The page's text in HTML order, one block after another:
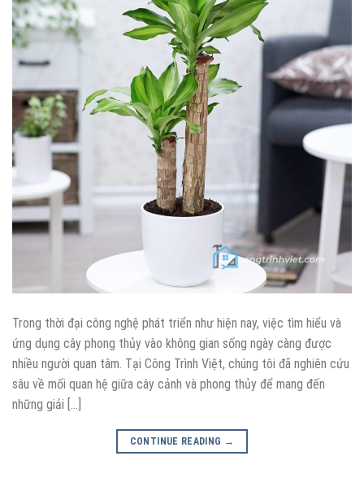
Trong thời đại công nghệ phát triển như hiện nay, việc tìm hiểu và
ứng dụng cây phong thủy vào không gian sống ngày càng được
nhiều người quan tâm. Tại Công Trình Việt, chúng tôi đã nghiên cứu
sâu về mối quan hệ giữa cây cảnh và phong thủy để mang đến
những giải […]
CONTINUE READING →